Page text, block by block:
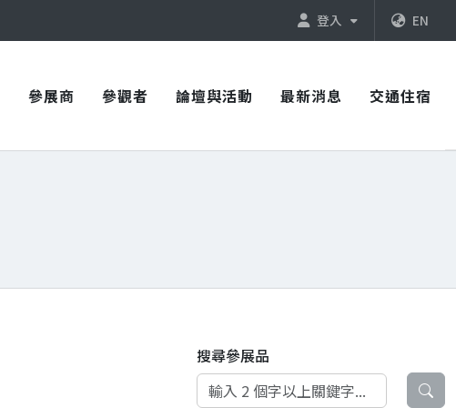
登入 EN
參展商 參觀者 論壇與活動 最新消息 交通住宿
搜尋參展品